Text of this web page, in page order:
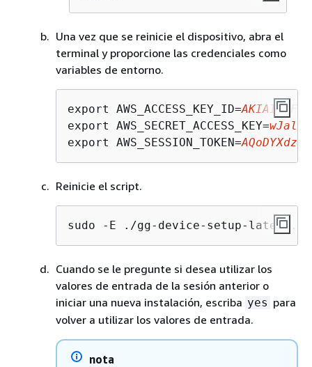
Una vez que se reinicie el dispositivo, abra el
terminal y proporcione las credenciales como
variables de entorno.
export AWS_ACCESS_KEY_ID=
export AWS_SECRET_ACCESS_KEY=
export AWS_SESSION_TOKEN=
Reinicie el script.
sudo -E ./gg-device-setup-
Cuando se le pregunte si desea utilizar los
valores de entrada de la sesión anterior o
iniciar una nueva instalación, escriba yes para
volver a utilizar los valores de entrada.
nota